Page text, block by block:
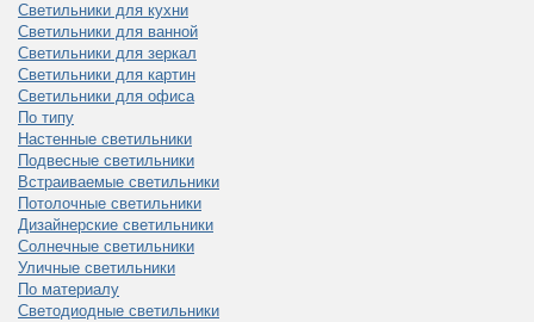
Светильники для кухни
Светильники для ванной
Светильники для зеркал
Светильники для картин
Светильники для офиса
По типу
Настенные светильники
Подвесные светильники
Встраиваемые светильники
Потолочные светильники
Дизайнерские светильники
Солнечные светильники
Уличные светильники
По материалу
Светодиодные светильники